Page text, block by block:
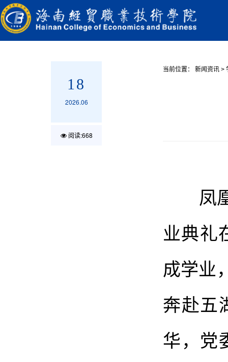
18
2026.06
阅读:668
当前位置： 新闻资讯 >
凤凰
业典礼
成学业
奔赴五
华，党